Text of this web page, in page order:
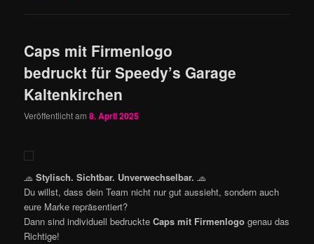
Caps mit Firmenlogo
bedruckt für Speedy’s Garage
Kaltenkirchen
Veröffentlicht am8. April 2025
🧢Stylisch. Sichtbar. Unverwechselbar. 🧢
Du willst, dass dein Team nicht nur gut aussieht, sondern auch
eure Marke repräsentiert?
Dann sind individuell bedruckteCaps mit Firmenlogo genau das
Richtige!